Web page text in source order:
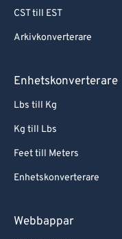
CST till EST
Arkivkonverterare
Enhetskonverterare
Lbs till Kg
Kg till Lbs
Feet till Meters
Enhetskonverterare
Webbappar